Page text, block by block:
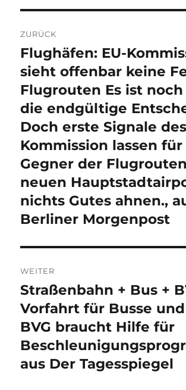
ZURÜCK
Vorheriger
Beitrag:
Flughäfen: EU-
sieht offenbar keine
Flugrouten Es ist
die endgültige
Doch erste Signale
Kommission lassen
Gegner der
neuen
nichts Gutes ahnen.,
Berliner Morgenpost
WEITER
Nächster
Beitrag:
Straßenbahn + Bus +
Vorfahrt für Busse
BVG braucht Hilfe für
aus Der Tagesspiegel